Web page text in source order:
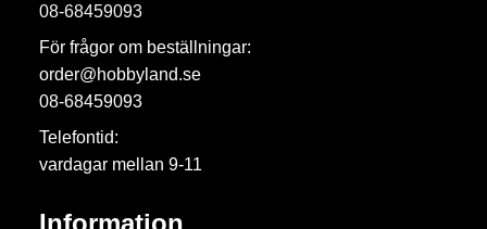
08-68459093
För frågor om beställningar:
order@hobbyland.se
08-68459093
Telefontid:
vardagar mellan 9-11